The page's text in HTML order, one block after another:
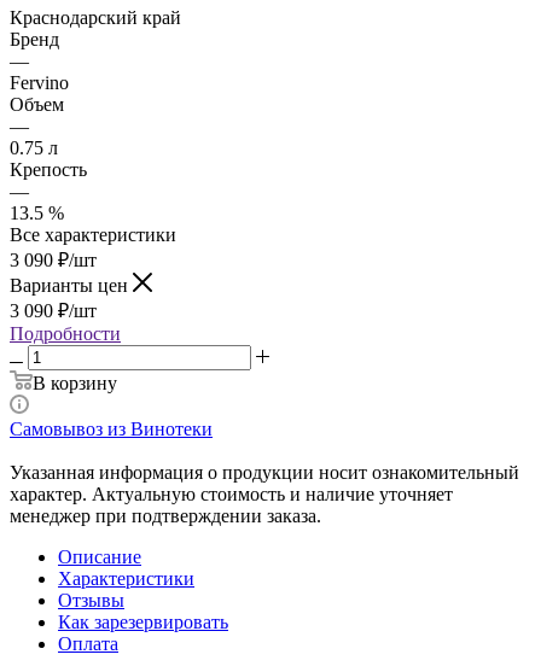
Краснодарский край
Бренд
—
Fervino
Объем
—
0.75 л
Крепость
—
13.5 %
Все характеристики
3 090 ₽/шт
Варианты цен
3 090 ₽/шт
Подробности
В корзину
Самовывоз из Винотеки
Указанная информация о продукции носит ознакомительный
характер. Актуальную стоимость и наличие уточняет
менеджер при подтверждении заказа.
Описание
Характеристики
Отзывы
Как зарезервировать
Оплата